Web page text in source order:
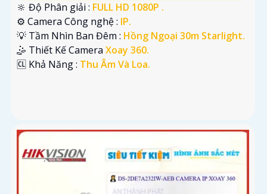
🔆 Độ Phân giải : FULL HD 1080P .
⚙ Camera Công nghệ : IP.
💡 Tầm Nhìn Ban Đêm : Hồng Ngoại 30m Starlight.
🤹 Thiết Kế Camera Xoay 360.
️🆑 Khả Năng : Thu Âm Và Loa.